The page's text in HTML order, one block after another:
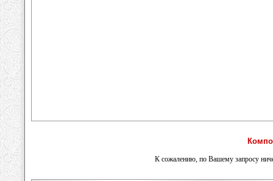
К сожалению, по Вашему запросу